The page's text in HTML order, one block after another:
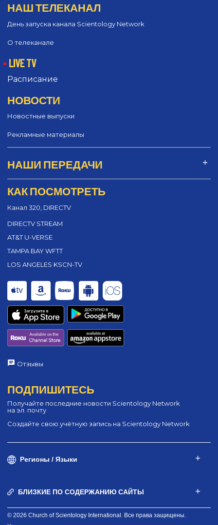
НАШ ТЕЛЕКАНАЛ
День запуска канала Scientology Network
О телеканале
LIVE TV
Расписание
НОВОСТИ
Новостные выпуски
Рекламные материалы
НАШИ ПЕРЕДАЧИ
КАК ПОСМОТРЕТЬ
Канал 320, DIRECTV
DIRECTV STREAM
AT&T U-VERSE
TAMPA BAY WFTT
LOS ANGELES KSCN-TV
Отзывы
ПОДПИШИТЕСЬ
Получайте последние новости Scientology Network
на эл. почту
Создайте свою учётную запись на Scientology Network
Регионы / Языки
БЛИЗКИЕ ПО СОДЕРЖАНИЮ САЙТЫ
© 2026 Church of Scientology International. Все права защищены.